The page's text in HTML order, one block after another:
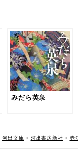
みだら英泉
河出文庫 • 河出書房新社 • 赤